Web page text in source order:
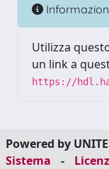
Utilizza
un link a
https://
Powered by
Sistema
-